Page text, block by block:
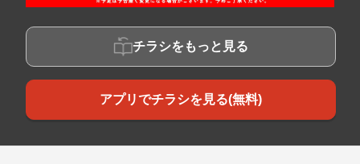
チラシをもっと見る
アプリでチラシを見る(無料)